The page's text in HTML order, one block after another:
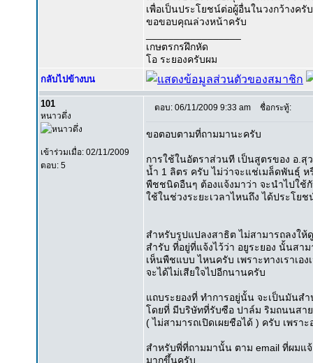
เพื่อเป็นประโยชน์ต่อผู้อื่นในวงกว้างครับ
ขอขอบคุณล่วงหน้าครับ
เกษตรกรฝึกหัด
โอ ระยองครับผม
กลับไปข้างบน
101
หนาวดึ่ง
เข้าร่วมเมื่อ: 02/11/2009
ตอบ: 5
ตอบ: 06/11/2009 9:33 am ชื่อกระทู้:
ขอตอบตามที่ถามมานะครับ
การใช้ในอัตราส่วนที เป็นสูตรของ อ.สุ
น้ำ 1 ลิตร ครับ ไม่ว่าจะแช่เมล็ดพันธุ์
พืชชนิดอืนๆ ต้องแจ้งมาว่า จะนำไปใช้
ใช้ในช่วงระยะเวลาไหนถึง ได้ประโย
สำหรับรูปแปลงสาธิต ไม่สามารถลงให้
สำรับ ที่อยู่ที่แจ้งไว้ว่า อยูระยอง นั้นสา
เห็นพืชแบบ ไหนครับ เพราะทางเราเอ
จะได้ไม่เสียใจไปอีกนานครับ
แถบระยองที่ ทำการอยู่นั้น จะเป็นมันส
โดยที่ มีบริษัทที่รับซือ ปาล์ม ริมถนนสา
( ไม่สามารถเปิดเผยชือได้ ) ครับ เพร
สำหรับพี่ที่ถามมานั้น ตาม email ที่ผมแ
มากขึ้นครับ